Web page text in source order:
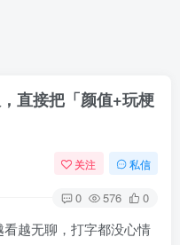
直接把「颜值+玩梗
关注 私信
0 576 0
越无聊，打字都没心情